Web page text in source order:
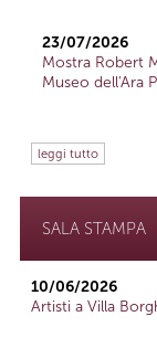
23/07/2026
Mostra Robert
Museo dell'Ara
leggi tutto
SALA STAMPA
10/06/2026
Artisti a Villa